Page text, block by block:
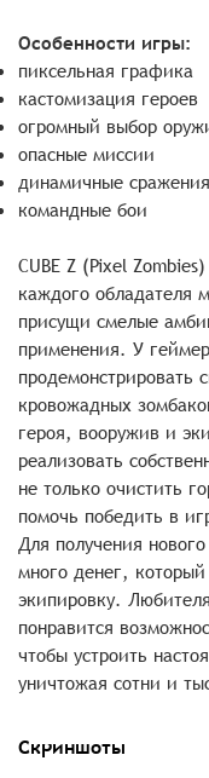
Особенности игры:
пиксельная графика
кастомизация героев
огромный выбор
опасные миссии
динамичные сражения
командные бои
CUBE Z (Pixel
каждого обладателя
присущи смелые
применения. У
продемонстрировать
кровожадных
героя, вооружив и
реализовать
не только очистить
помочь победить в
Для получения
много денег,
экипировку.
понравится
чтобы устроить
уничтожая сотни и
Скриншоты